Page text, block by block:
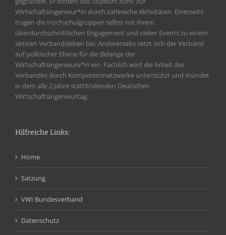
Wirtschaftsingenieur*in durch zahlreiche Aktivitäten. Einerseits
tragen die Hochschulgruppen selbst mit ihrem
überdurchschnittlichen Engagement und vielen Events zu einem
aktiven Verbandsleben bei. Andererseits setzt sich der Verband
auf politischer Ebene für die Belange der
Wirtschaftsingenieure*in ein. Fachlich wird die Arbeit des
Verbandes durch Kompetenznetzwerke unterstützt und mündet
in dem alle 2 Jahre stattfindenden Deutschen
Wirtschaftsingenieurtag.
Hilfreiche Links:
Home
Satzung
VWI Bundesverband
Datenschutz